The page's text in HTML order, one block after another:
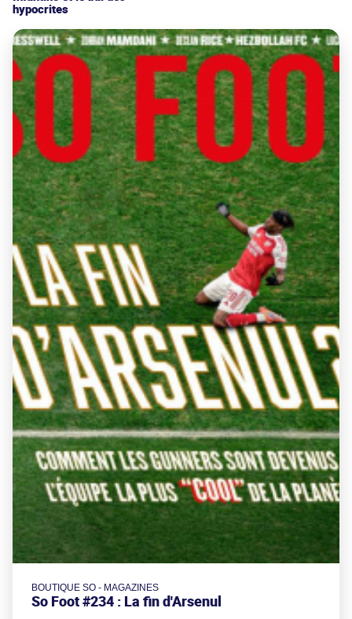
hypocrites
BOUTIQUE SO - MAGAZINES
So Foot #234 : La fin d'Arsenul